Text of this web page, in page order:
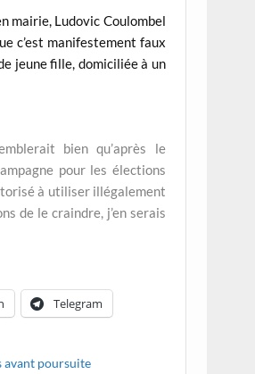
mairie, Ludovic Coulombel
c’est manifestement faux
jeune fille, domiciliée à un
bien qu’après le
pour les élections
à utiliser illégalement
de le craindre, j’en serais
Telegram
avant poursuite